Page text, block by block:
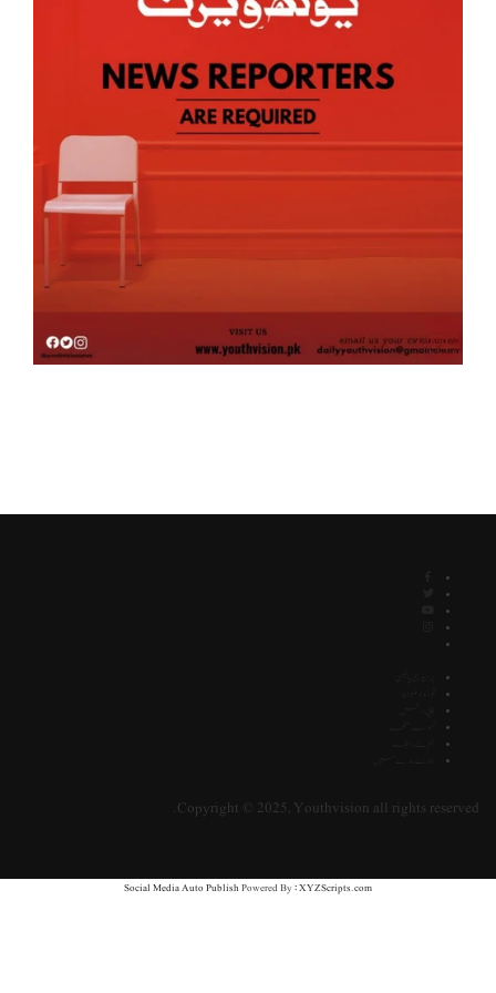
پرائیویسی پالیسی
قوائد و ضوابط
کاپی رائٹس
نمونہ صفحہ
ہم سے رابطہ
ہمارے بارے میں
Copyright © 2025, Youthvision all rights
Social Media Auto PublishPowered By :XYZScripts.com